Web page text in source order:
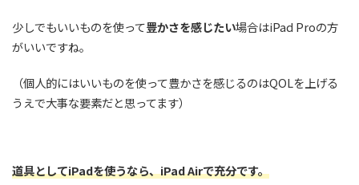
少しでもいいものを使って豊かさを感じたい場合はiPad Proの方
がいいですね。
（個人的にはいいものを使って豊かさを感じるのはQOLを上げる
うえで大事な要素だと思ってます）
道具としてiPadを使うなら、iPad Airで充分です。